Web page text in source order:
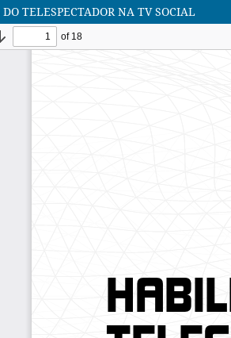
TELESPECTADOR NA TV SOCIAL